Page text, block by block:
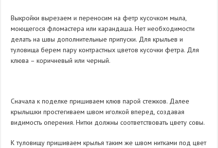
Выкройки вырезаем и переносим на фетр кусочком мыла,
моющегося фломастера или карандаша. Нет необходимости
делать на швы дополнительные припуски. Для крыльев и
туловища берем пару контрастных цветов кусочки фетра. Для
клюва – коричневый или черный.
Сначала к поделке пришиваем клюв парой стежков. Далее
крылышки простегиваем швом иголкой вперед, создавая
видимость оперения. Нитки должны соответствовать цвету совы.
К туловищу пришиваем крылья таким же швом нитками под цвет